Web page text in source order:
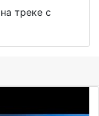
треке с